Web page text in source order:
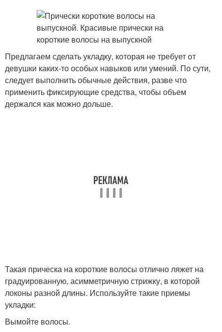
Предлагаем сделать укладку, которая не требует от
девушки каких-то особых навыков или умений. По сути,
следует выполнить обычные действия, разве что
применить фиксирующие средства, чтобы объем
держался как можно дольше.
Такая прическа на короткие волосы отлично ляжет на
градуированную, асимметричную стрижку, в которой
локоны разной длины. Используйте такие приемы
укладки:
Вымойте волосы.